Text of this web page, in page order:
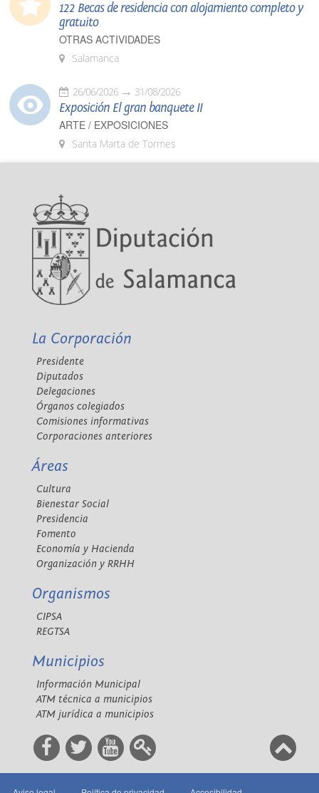
122 Becas de residencia con alojamiento completo y
gratuito
OTRAS ACTIVIDADES
Salamanca
26/06/2026 31/08/2026
Exposición El gran banquete II
ARTE / EXPOSICIONES
Santa Marta de Tormes
La Corporación
Presidente
Diputados
Delegaciones
Órganos colegiados
Comisiones informativas
Corporaciones anteriores
Áreas
Cultura
Bienestar Social
Presidencia
Fomento
Economía y Hacienda
Organización y RRHH
Organismos
CIPSA
REGTSA
Municipios
Información Municipal
ATM técnica a municipios
ATM jurídica a municipios